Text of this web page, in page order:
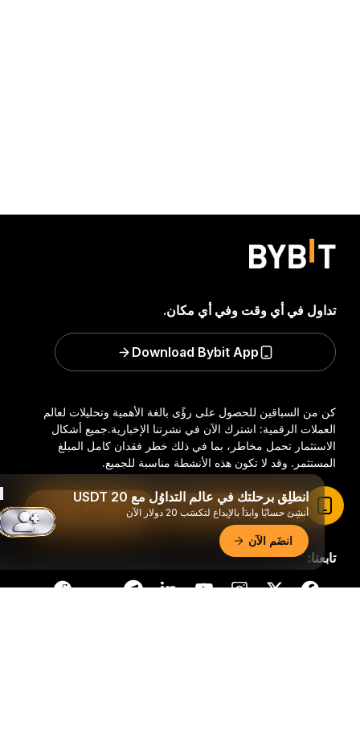
كن من السباقين للحصول على رؤًى بالغة الأهمية وتحليلات لعالم
العملات الرقمية: اشترك الآن في نشرتنا الإخبارية.جميع أشكال
الاستثمار تحمل مخاطر، بما في ذلك خطر فقدان كامل المبلغ
المستثمر. وقد لا تكون هذه الأنشطة مناسبة للجميع.
اشترك
تابعنا:
تداول في أي وقت وفي أي مكان.
Download Bybit App
انطلِق برحلتك في عالم التداوُل مع 20 USDT
أنشِئ حسابًا وابدَأ بالإيداع لتكسَب 20 دولار الآن
انضَم الآن
اقرأ المقال في تطبيق Bybit